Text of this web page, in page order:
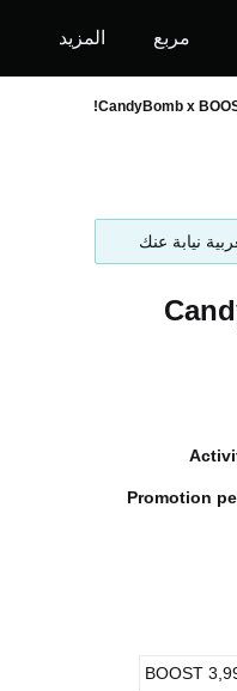
مربع المزيد
CandyBomb x
نيابة عنك
Promotion